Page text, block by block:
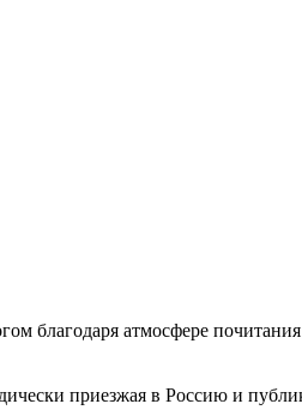
благодаря атмосфере
приезжая в Россию и